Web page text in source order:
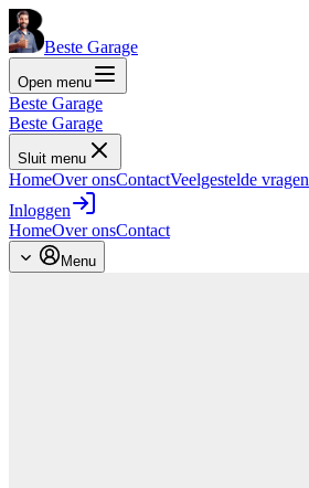
Beste Garage
Open menu
Beste Garage
Beste Garage
Sluit menu
HomeOver onsContactVeelgestelde vragen
Inloggen
HomeOver onsContact
Menu